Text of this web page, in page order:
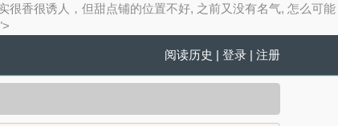
很香很诱人，但甜点铺的位置不好, 之前又没有名气, 怎么可能
阅读历史 | 登录 | 注册